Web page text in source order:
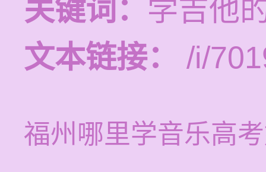
关键词： 学吉他
文本链接：
/i/
福州哪里学音乐高